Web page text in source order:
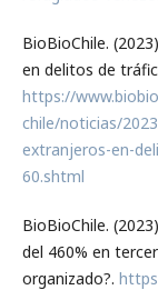
BioBioChile.
en delitos de
https://
chile/noticias/
extranjeros-en-
60.shtml
BioBioChile.
del 460% en
organizado?.